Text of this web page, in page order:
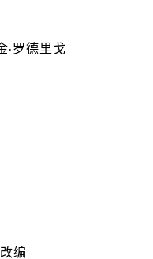
·罗德里戈
编